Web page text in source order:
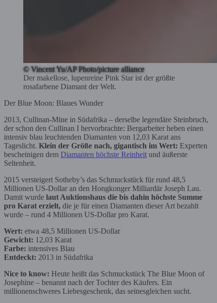
© Vincent Yu/AP Photo/picture alliance
Der makellose, lupenreine Pink Star ist der größte
rosafarbene Diamant der Welt.
Der Blue Moon: Blaues Wunder
2013, Cullinan-Mine in Südafrika – derselbe legendäre Steinbruch,
der schon den Cullinan I hervorbrachte: Bergarbeiter heben einen
intensiv blau leuchtenden Diamanten von 12,03 Karat ans
Tageslicht. Klein der Größe nach, gigantisch im Wert: Experten
bescheinigen dem Diamanten höchste Reinheit und äußerste
Seltenheit.
2015 versteigert Sotheby’s das Schmuckstück für rund 48,5
Millionen US-Dollar an den Hongkonger Milliardär Joseph Lau.
Damit wurde laut Auktionshaus die bis dahin höchste Summe
pro Karat erzielt, die je für einen Diamanten dieser Art bezahlt
wurde – rund 4 Millionen US-Dollar pro Karat.
Wert: etwa 48,5 Millionen US-Dollar
Gewicht: 12,03 Karat
Farbe: intensives Blau
Entdeckt: 2013 in Südafrika
Nice to know: Heute heißt das Schmuckstück The Blue Moon of
Josephine – benannt nach der Tochter des Käufers. Ein
millionenschweres Liebesgeschenk, das seinesgleichen sucht.